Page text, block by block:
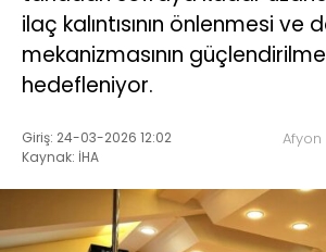
ilaç kalıntısının önlenmesi ve
mekanizmasının
hedefleniyor.
Giriş: 24-03-2026 12:02
Kaynak: İHA
Afyon